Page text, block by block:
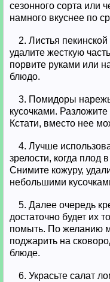
сезонного сорта или
намного вкуснее по
2. Листья
удалите жесткую
порвите руками или
блюдо.
3. Помидоры
кусочками.
Кстати, вместо нее
4. Лучше
зрелости, когда плод
Снимите кожуру,
небольшими
5. Далее очередь
достаточно будет их
помыть. По желанию
поджарить на
блюде.
6. Украсьте салат